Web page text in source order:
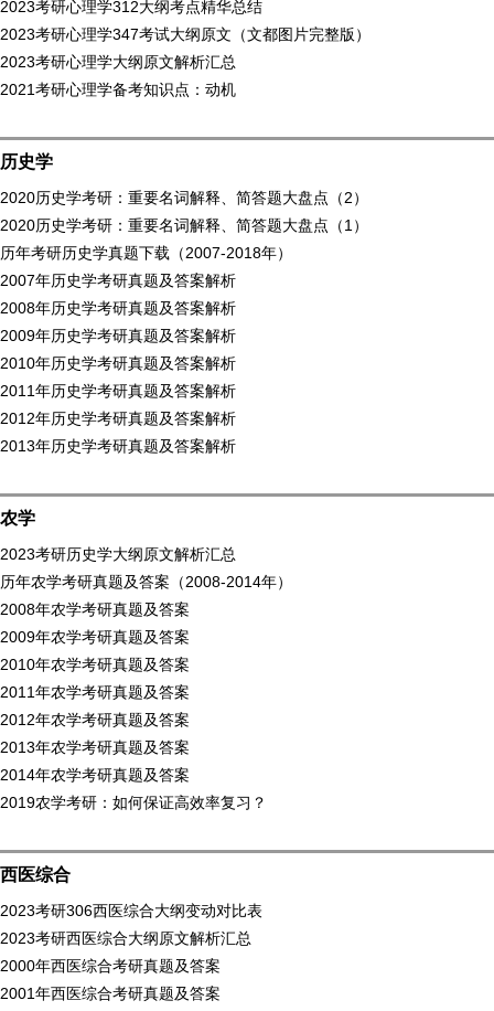
2023考研心理学312大纲考点精华总结
2023考研心理学347考试大纲原文（文都图片完整版）
2023考研心理学大纲原文解析汇总
2021考研心理学备考知识点：动机
历史学
2020历史学考研：重要名词解释、简答题大盘点（2）
2020历史学考研：重要名词解释、简答题大盘点（1）
历年考研历史学真题下载（2007-2018年）
2007年历史学考研真题及答案解析
2008年历史学考研真题及答案解析
2009年历史学考研真题及答案解析
2010年历史学考研真题及答案解析
2011年历史学考研真题及答案解析
2012年历史学考研真题及答案解析
2013年历史学考研真题及答案解析
农学
2023考研历史学大纲原文解析汇总
历年农学考研真题及答案（2008-2014年）
2008年农学考研真题及答案
2009年农学考研真题及答案
2010年农学考研真题及答案
2011年农学考研真题及答案
2012年农学考研真题及答案
2013年农学考研真题及答案
2014年农学考研真题及答案
2019农学考研：如何保证高效率复习？
西医综合
2023考研306西医综合大纲变动对比表
2023考研西医综合大纲原文解析汇总
2000年西医综合考研真题及答案
2001年西医综合考研真题及答案